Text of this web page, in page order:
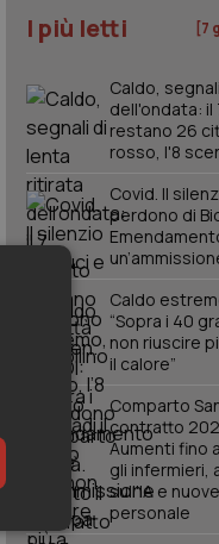
I più letti [7
Caldo,
dell'ondata: il
restano 26
rosso, l'8
Covid. Il
perdono di
Caldo
“Sopra i 40
non riuscire
il calore”
Comparto
contratto
Aumenti fino
gli infermieri,
sull'IA e
personale